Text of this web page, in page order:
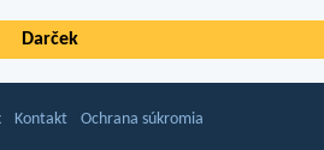
Darček
Kontakt Ochrana súkromia